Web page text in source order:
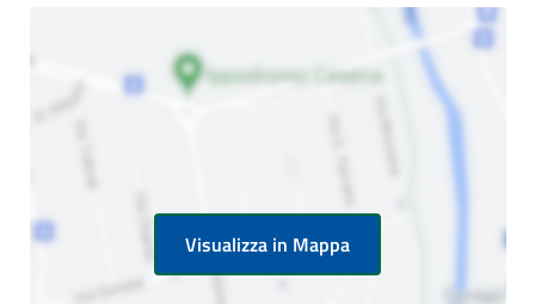
Visualizza in Mappa